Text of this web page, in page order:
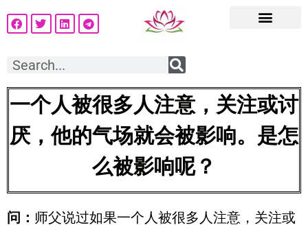
一个人被很多人注意，关注或讨
厌，他的气场就会被影响。是怎
么被影响呢？
问： 师父说过如果一个人被很多人注意，关注或